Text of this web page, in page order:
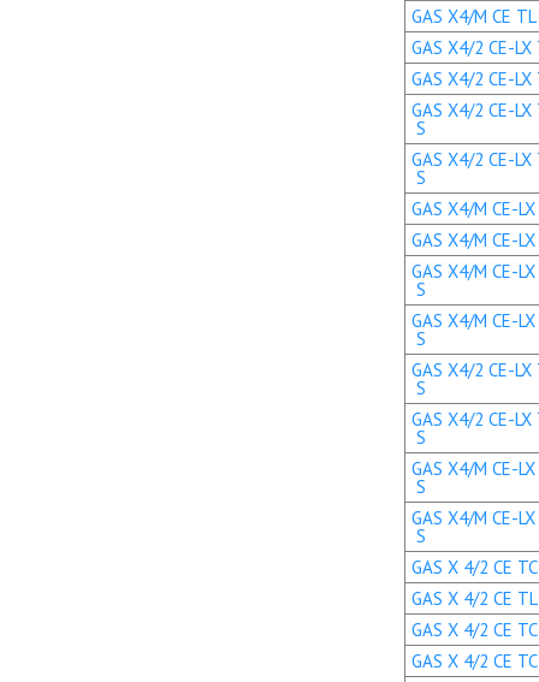
GAS X4/M CE
GAS X4/2 CE-LX
GAS X4/2 CE-LX
GAS X4/2 CE-
S
GAS X4/2 CE-
S
GAS X4/M CE-
GAS X4/M CE-
GAS X4/M CE-
S
GAS X4/M CE-
S
GAS X4/2 CE-
S
GAS X4/2 CE-
S
GAS X4/M CE-
S
GAS X4/M CE-
S
GAS X 4/2 CE
GAS X 4/2 CE
GAS X 4/2 CE
GAS X 4/2 CE